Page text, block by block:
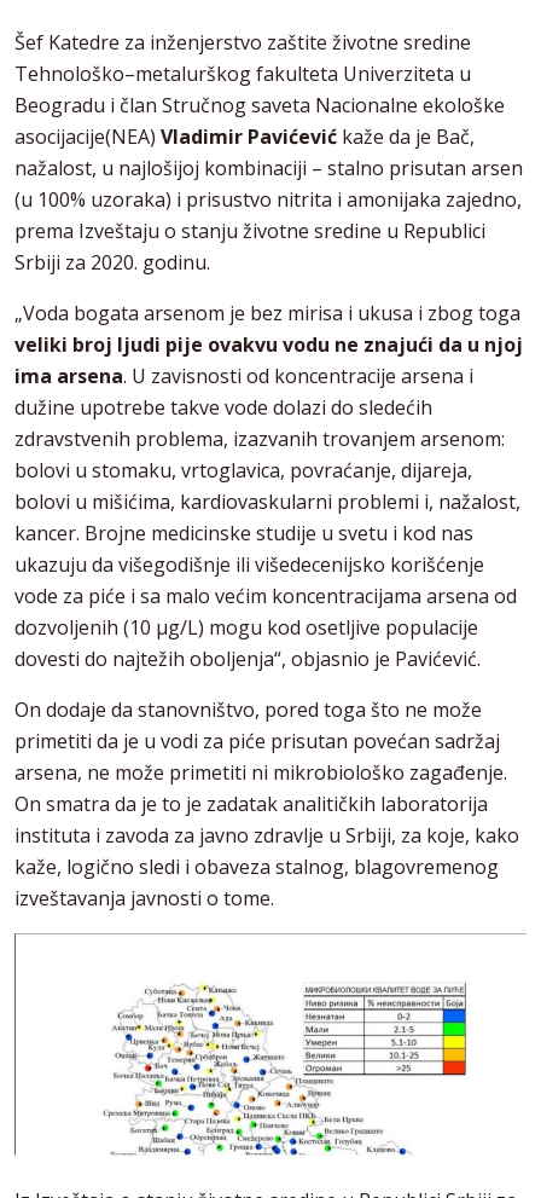
Šef Katedre za inženjerstvo zaštite životne sredine
Tehnološko–metalurškog fakulteta Univerziteta u
Beogradu i član Stručnog saveta Nacionalne ekološke
asocijacije(NEA) Vladimir Pavićević kaže da je Bač,
nažalost, u najlošijoj kombinaciji – stalno prisutan arsen
(u 100% uzoraka) i prisustvo nitrita i amonijaka zajedno,
prema Izveštaju o stanju životne sredine u Republici
Srbiji za 2020. godinu.
„Voda bogata arsenom je bez mirisa i ukusa i zbog toga
veliki broj ljudi pije ovakvu vodu ne znajući da u njoj
ima arsena. U zavisnosti od koncentracije arsena i
dužine upotrebe takve vode dolazi do sledećih
zdravstvenih problema, izazvanih trovanjem arsenom:
bolovi u stomaku, vrtoglavica, povraćanje, dijareja,
bolovi u mišićima, kardiovaskularni problemi i, nažalost,
kancer. Brojne medicinske studije u svetu i kod nas
ukazuju da višegodišnje ili višedecenijsko korišćenje
vode za piće i sa malo većim koncentracijama arsena od
dozvoljenih (10 µg/L) mogu kod osetljive populacije
dovesti do najtežih oboljenja“, objasnio je Pavićević.
On dodaje da stanovništvo, pored toga što ne može
primetiti da je u vodi za piće prisutan povećan sadržaj
arsena, ne može primetiti ni mikrobiološko zagađenje.
On smatra da je to je zadatak analitičkih laboratorija
instituta i zavoda za javno zdravlje u Srbiji, za koje, kako
kaže, logično sledi i obaveza stalnog, blagovremenog
izveštavanja javnosti o tome.